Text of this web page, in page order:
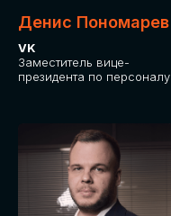
Денис Пономарев
VK
Заместитель вице-
президента по персоналу